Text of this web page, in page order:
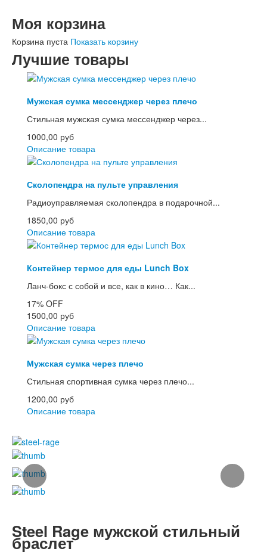
Моя корзина
Корзина пуста Показать корзину
Лучшие товары
Мужская сумка мессенджер через плечо
Стильная мужская сумка мессенджер через...
1000,00 руб
Описание товара
Сколопендра на пульте управления
Радиоуправляемая сколопендра в подарочной...
1850,00 руб
Описание товара
Контейнер термос для еды Lunch Box
Ланч-бокс с собой и все, как в кино… Как...
17% OFF
1500,00 руб
Описание товара
Мужская сумка через плечо
Стильная спортивная сумка через плечо...
1200,00 руб
Описание товара
Steel Rage мужской стильный
браслет